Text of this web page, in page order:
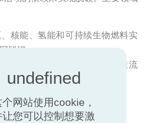
核能、氢能和可持续生物燃料实
脱碳
的事物（建筑物、产品、制造流
减少总体能源消耗和需求
以支持电气化。
部门实施脱碳，包括：
个网站使用cookie，
让您可以控制想要激